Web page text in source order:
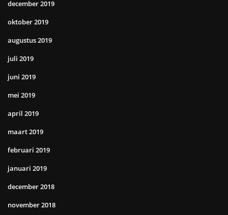
december 2019
oktober 2019
augustus 2019
juli 2019
juni 2019
mei 2019
april 2019
maart 2019
februari 2019
januari 2019
december 2018
november 2018